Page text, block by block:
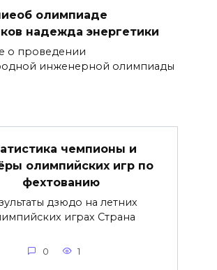
олимпиаде
надежда энергетики
о проведении
инженерной олимпиады
чемпионы и
олимпийских игр по
фехтованию
дзюдо на летних
играх Страна
0 1